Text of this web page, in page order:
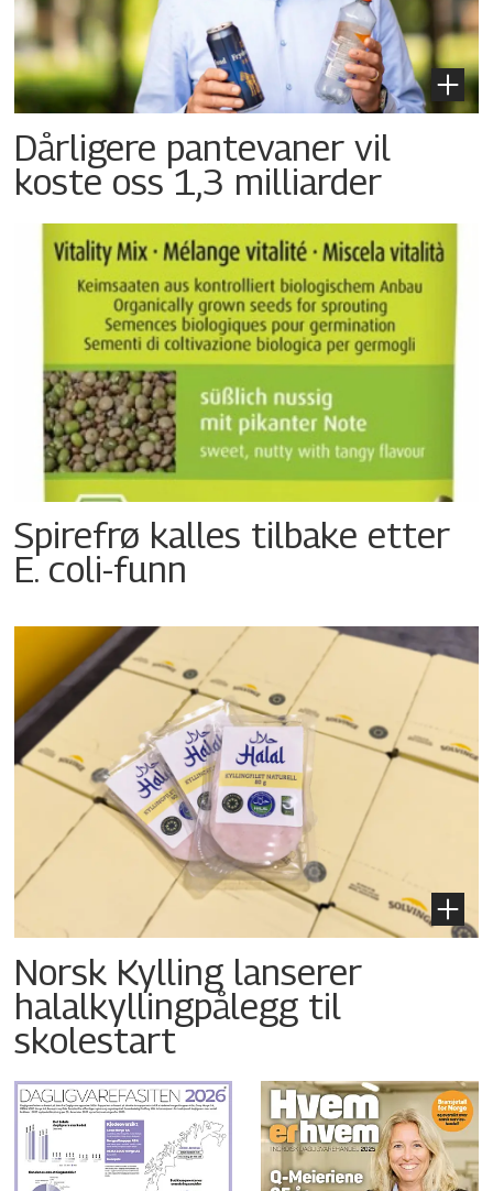
Dårligere pantevaner vil
koste oss 1,3 milliarder
Spirefrø kalles tilbake etter
E. coli-funn
Norsk Kylling lanserer
halalkyllingpålegg til
skolestart